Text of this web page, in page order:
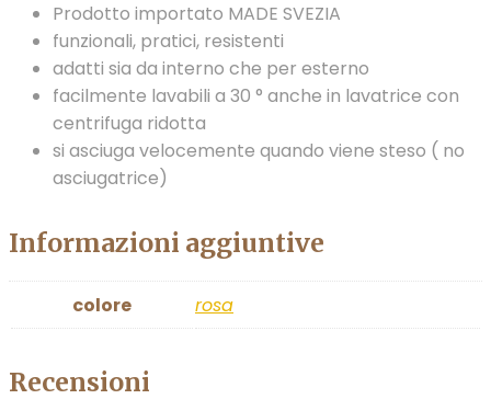
Prodotto importato MADE SVEZIA
funzionali, pratici, resistenti
adatti sia da interno che per esterno
facilmente lavabili a 30 ° anche in lavatrice con
centrifuga ridotta
si asciuga velocemente quando viene steso ( no
asciugatrice)
Informazioni aggiuntive
colore rosa
Recensioni